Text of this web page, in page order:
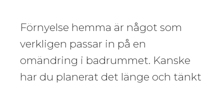
Förnyelse hemma är något som
verkligen passar in på en
omändring i badrummet. Kanske
har du planerat det länge och tänkt